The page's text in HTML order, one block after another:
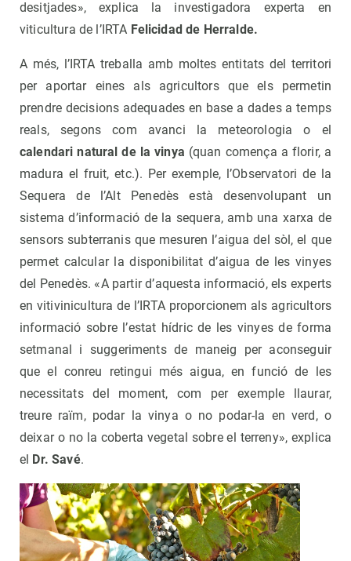
desitjades», explica la investigadora experta en
viticultura de l’IRTA Felicidad de Herralde.
A més, l’IRTA treballa amb moltes entitats del territori
per aportar eines als agricultors que els permetin
prendre decisions adequades en base a dades a temps
reals, segons com avanci la meteorologia o el
calendari natural de la vinya (quan comença a florir, a
madura el fruit, etc.). Per exemple, l’Observatori de la
Sequera de l’Alt Penedès està desenvolupant un
sistema d’informació de la sequera, amb una xarxa de
sensors subterranis que mesuren l’aigua del sòl, el que
permet calcular la disponibilitat d’aigua de les vinyes
del Penedès. «A partir d’aquesta informació, els experts
en vitivinicultura de l’IRTA proporcionem als agricultors
informació sobre l’estat hídric de les vinyes de forma
setmanal i suggeriments de maneig per aconseguir
que el conreu retingui més aigua, en funció de les
necessitats del moment, com per exemple llaurar,
treure raïm, podar la vinya o no podar-la en verd, o
deixar o no la coberta vegetal sobre el terreny», explica
el Dr. Savé.